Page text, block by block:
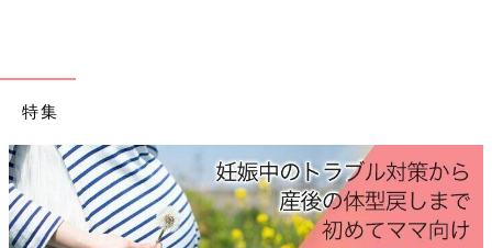
ん。
――大阪で起きたドラム式洗濯機の事故では、5歳の男の子が亡
くなっていますが、何歳ぐらいまで注意が必要なのでしょうか。
山中 前述のとおり、子どもはすき間や穴に興味を示します。
特集